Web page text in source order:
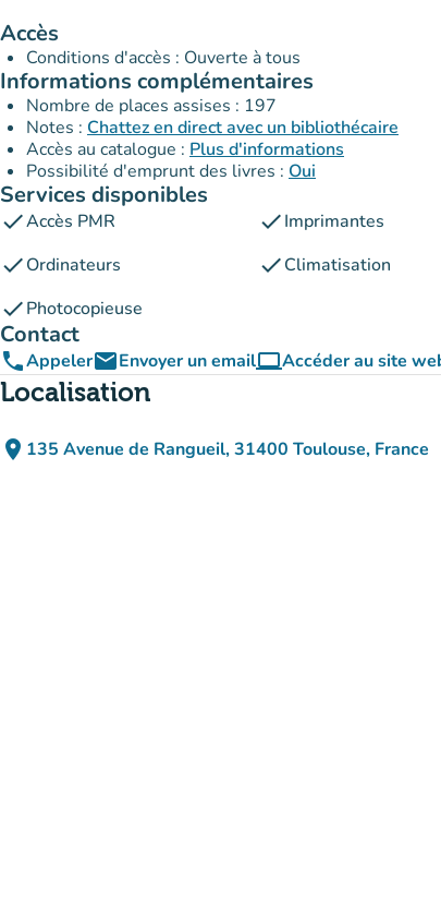
Accès
Conditions d'accès : Ouverte à tous
Informations complémentaires
Nombre de places assises : 197
Notes : Chattez en direct avec un bibliothécaire
Accès au catalogue : Plus d'informations
Possibilité d'emprunt des livres : Oui
Services disponibles
checkAccès PMR checkImprimantes
checkOrdinateurs checkClimatisation
checkPhotocopieuse
Contact
phoneAppeleremailEnvoyer un emailcomputerAccéder au site
(nouvel
Localisation
place 135 Avenue de Rangueil, 31400 Toulouse, France
(ouvrir dans Google Maps)
(nouvel onglet)